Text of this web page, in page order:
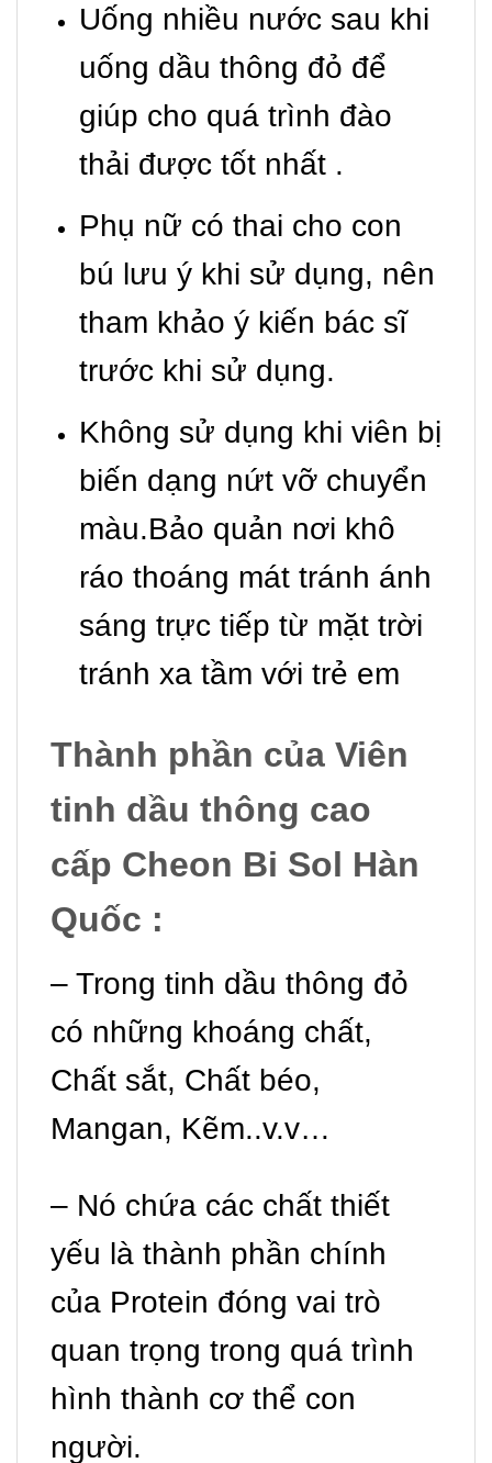
Uống nhiều nước sau khi
uống dầu thông đỏ để
giúp cho quá trình đào
thải được tốt nhất .
Phụ nữ có thai cho con
bú lưu ý khi sử dụng, nên
tham khảo ý kiến bác sĩ
trước khi sử dụng.
Không sử dụng khi viên bị
biến dạng nứt vỡ chuyển
màu.Bảo quản nơi khô
ráo thoáng mát tránh ánh
sáng trực tiếp từ mặt trời
tránh xa tầm với trẻ em
Thành phần của Viên
tinh dầu thông cao
cấp Cheon Bi Sol Hàn
Quốc :
– Trong tinh dầu thông đỏ
có những khoáng chất,
Chất sắt, Chất béo,
Mangan, Kẽm..v.v…
– Nó chứa các chất thiết
yếu là thành phần chính
của Protein đóng vai trò
quan trọng trong quá trình
hình thành cơ thể con
người.